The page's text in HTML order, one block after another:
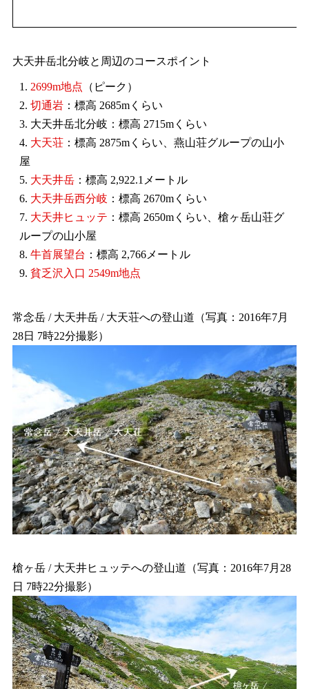
大天井岳北分岐と周辺のコースポイント
1. 2699m地点 （ピーク）
2. 切通岩 ：標高 2685mくらい
3. 大天井岳北分岐：標高 2715mくらい
4. 大天荘 ：標高 2875mくらい、燕山荘グループの山小
屋
5. 大天井岳 ：標高 2,922.1メートル
6. 大天井岳西分岐 ：標高 2670mくらい
7. 大天井ヒュッテ ：標高 2650mくらい、槍ヶ岳山荘グ
ループの山小屋
8. 牛首展望台 ：標高 2,766メートル
9. 貧乏沢入口 2549m地点
常念岳 / 大天井岳 / 大天荘への登山道（写真：2016年7月
28日 7時22分撮影）
槍ヶ岳 / 大天井ヒュッテへの登山道（写真：2016年7月28
日 7時22分撮影）